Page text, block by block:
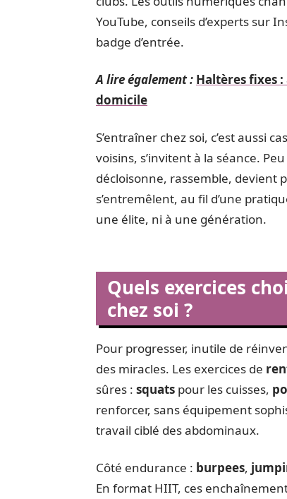
YouTube, conseils d’experts sur
badge d’entrée.
A lire également : Haltères fixes
domicile
S’entraîner chez soi, c’est aussi
voisins, s’invitent à la séance.
décloisonne, rassemble, devient
s’entremêlent, au fil d’une
une élite, ni à une génération.
Quels exercices
chez soi ?
Pour progresser, inutile de
des miracles. Les exercices de
sûres : squats pour les cuisses,
renforcer, sans équipement
travail ciblé des abdominaux.
Côté endurance : burpees,
En format HIIT, ces